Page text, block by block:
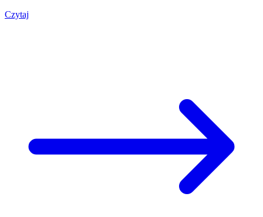
Czytaj